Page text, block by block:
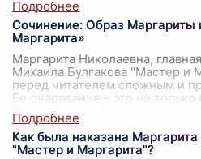
Сочинение: Образ Маргариты
Маргарита»
Маргарита Николаевна,
Михаила Булгакова "Мастер и
перед читателем сложным и
Ее очарование – это не только
Как была наказана
"Мастер и Маргарита"?